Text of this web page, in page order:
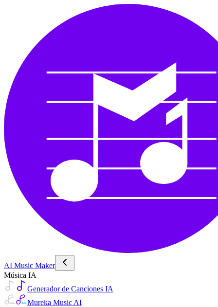
AI Music Maker
Música IA
Generador de Canciones IA
Mureka Music AI